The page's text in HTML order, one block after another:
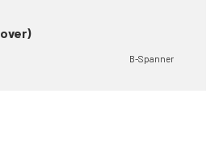
B-Spanner